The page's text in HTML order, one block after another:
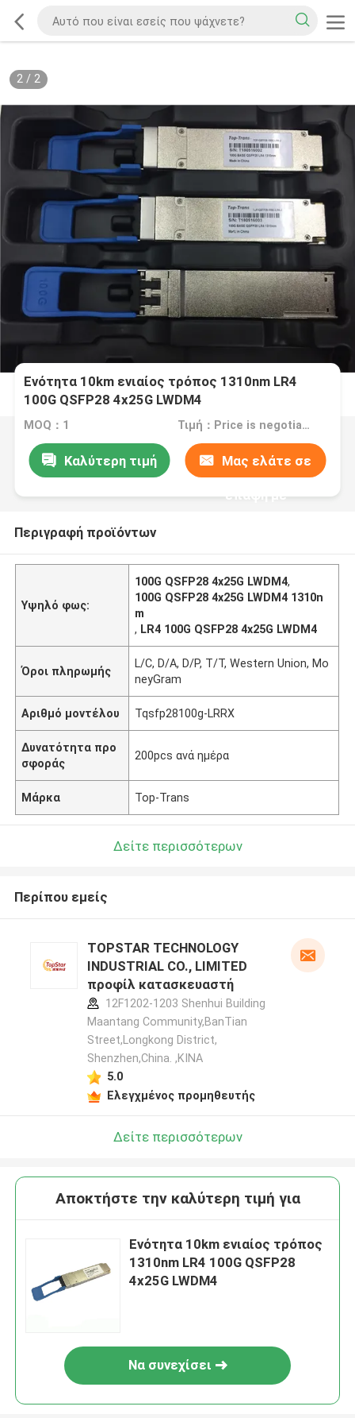
2/ 2
Ενότητα 10km ενιαίος τρόπος 1310nm LR4
100G QSFP28 4x25G LWDM4
MOQ：1 Τιμή：Price is negotiable
Καλύτερη τιμή Μας ελάτε σε
επαφή με
Περιγραφή προϊόντων
Υψηλό φως:
100G QSFP28 4x25G LWDM4,
100G QSFP28 4x25G LWDM4 1310n
m
, LR4 100G QSFP28 4x25G LWDM4
Όροι πληρωμής
L/C, D/A, D/P, T/T, Western Union, Mo
neyGram
Αριθμό μοντέλου Tqsfp28100g-LRRX
Δυνατότητα προ
σφοράς
200pcs ανά ημέρα
Μάρκα Top-Trans
Δείτε περισσότερων
Περίπου εμείς
TOPSTAR TECHNOLOGY
INDUSTRIAL CO., LIMITED
προφίλ κατασκευαστή
12F1202-1203 Shenhui Building
Maantang Community,BanTian
Street,Longkong District,
Shenzhen,China. ,ΚΙΝΑ
5.0
Ελεγχμένος προμηθευτής
Δείτε περισσότερων
Αποκτήστε την καλύτερη τιμή για
Ενότητα 10km ενιαίος τρόπος
1310nm LR4 100G QSFP28
4x25G LWDM4
Να συνεχίσει